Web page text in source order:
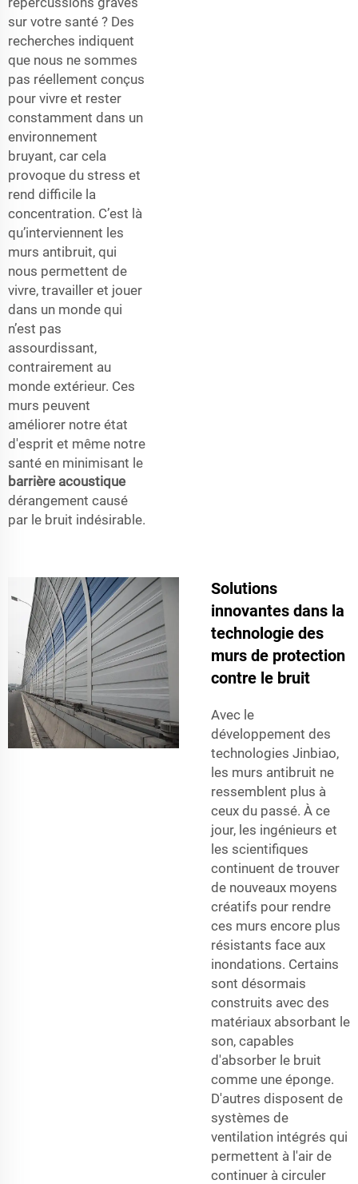
sur votre santé ? Des
recherches indiquent
que nous ne sommes
pas réellement conçus
pour vivre et rester
constamment dans un
environnement
bruyant, car cela
provoque du stress et
rend difficile la
concentration. C’est là
qu’interviennent les
murs antibruit, qui
nous permettent de
vivre, travailler et jouer
dans un monde qui
n’est pas
assourdissant,
contrairement au
monde extérieur. Ces
murs peuvent
améliorer notre état
d'esprit et même notre
santé en minimisant le
barrière acoustique
dérangement causé
par le bruit indésirable.
Solutions
innovantes dans la
technologie des
murs de protection
contre le bruit
Avec le
développement des
technologies Jinbiao,
les murs antibruit ne
ressemblent plus à
ceux du passé. À ce
jour, les ingénieurs et
les scientifiques
continuent de trouver
de nouveaux moyens
créatifs pour rendre
ces murs encore plus
résistants face aux
inondations. Certains
sont désormais
construits avec des
matériaux absorbant le
son, capables
d'absorber le bruit
comme une éponge.
D'autres disposent de
systèmes de
ventilation intégrés qui
permettent à l'air de
continuer à circuler